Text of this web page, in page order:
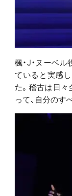
楓・J・ヌーベ
ていると実感
た。稽古は日
って、自分のす